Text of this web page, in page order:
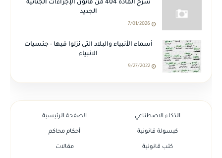
شرح المادة 404 من قانون الإجراءات الجنائية
الجديد
7/01/2026
أسماء الأنبياء والبلاد التى نزلوا فيها - جنسيات
الانبياء
9/27/2022
الصفحة الرئيسية الذكاء الاصطناعي
أحكام محاكم كبسولة قانونية
مقالات كتب قانونية